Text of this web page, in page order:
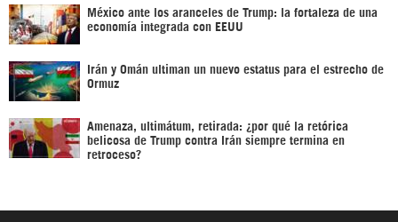
México ante los aranceles de Trump: la fortaleza de una
economía integrada con EEUU
Irán y Omán ultiman un nuevo estatus para el estrecho de
Ormuz
Amenaza, ultimátum, retirada: ¿por qué la retórica
belicosa de Trump contra Irán siempre termina en
retroceso?